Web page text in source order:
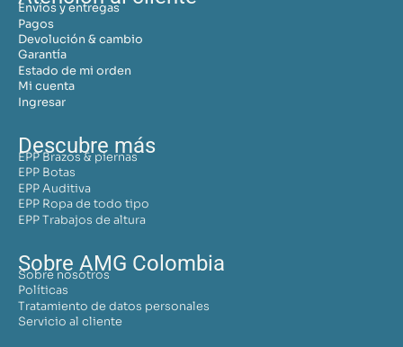
Envíos y entregas
Pagos
Devolución & cambio
Garantía
Estado de mi orden
Mi cuenta
Ingresar
Descubre más
EPP Brazos & piernas
EPP Botas
EPP Auditiva
EPP Ropa de todo tipo
EPP Trabajos de altura
Sobre AMG Colombia
Sobre nosotros
Políticas
Tratamiento de datos personales
Servicio al cliente